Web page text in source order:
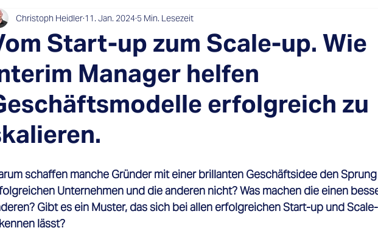
Start-up zum Scale-up. Wie
Manager helfen
erfolgreich zu
Christoph Heidler 11. Jan. 2024 5 Min. Lesezeit
schaffen manche Gründer mit einer brillanten Geschäftsidee den
Unternehmen und die anderen nicht? Was machen die einen
Gibt es ein Muster, das sich bei allen erfolgreichen Start-up und
lässt?